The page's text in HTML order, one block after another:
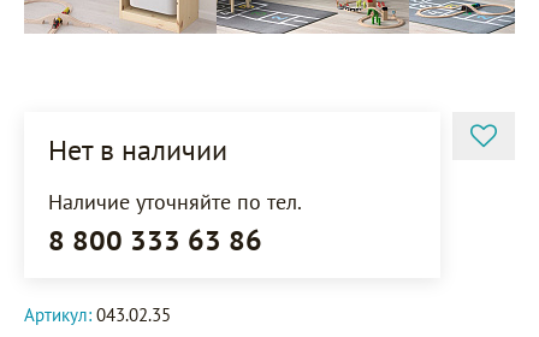
Нет в наличии
Наличие уточняйте по тел.
8 800 333 63 86
Артикул: 043.02.35